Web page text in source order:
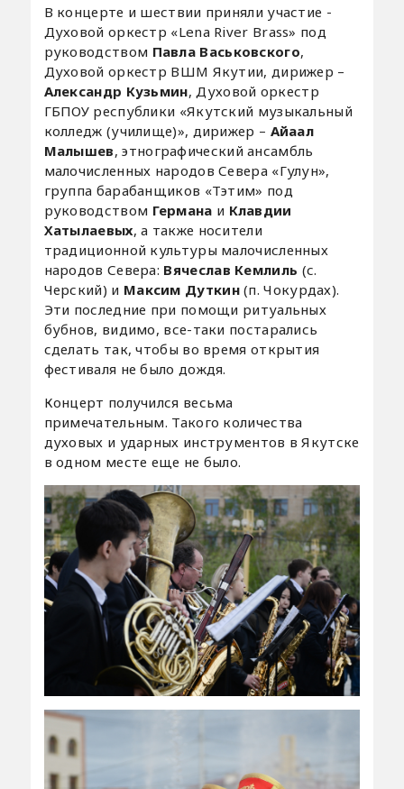
В концерте и шествии приняли участие -
Духовой оркестр «Lena River Brass» под
руководством Павла Васьковского,
Духовой оркестр ВШМ Якутии, дирижер –
Александр Кузьмин, Духовой оркестр
ГБПОУ республики «Якутский музыкальный
колледж (училище)», дирижер – Айаал
Малышев, этнографический ансамбль
малочисленных народов Севера «Гулун»,
группа барабанщиков «Тэтим» под
руководством Германа и Клавдии
Хатылаевых, а также носители
традиционной культуры малочисленных
народов Севера: Вячеслав Кемлиль (с.
Черский) и Максим Дуткин(п. Чокурдах).
Эти последние при помощи ритуальных
бубнов, видимо, все-таки постарались
сделать так, чтобы во время открытия
фестиваля не было дождя.
Концерт получился весьма
примечательным. Такого количества
духовых и ударных инструментов в Якутске
в одном месте еще не было.